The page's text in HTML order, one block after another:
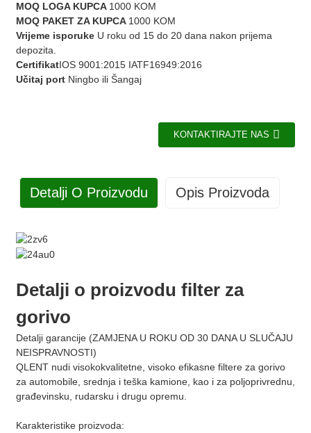
MOQ LOGA KUPCA 1000 KOM
MOQ PAKET ZA KUPCA 1000 KOM
Vrijeme isporukeU roku od 15 do 20 dana nakon prijema
depozita.
CertifikatIOS 9001:2015 IATF16949:2016
Učitaj portNingbo ili Šangaj
KONTAKTIRAJTE NAS
Detalji O Proizvodu Opis Proizvoda
Detalji o proizvodu filter za
gorivo
Detalji garancije (ZAMJENA U ROKU OD 30 DANA U SLUČAJU
NEISPRAVNOSTI)
QLENT nudi visokokvalitetne, visoko efikasne filtere za gorivo
za automobile, srednja i teška kamione, kao i za poljoprivrednu,
građevinsku, rudarsku i drugu opremu.
Karakteristike proizvoda: